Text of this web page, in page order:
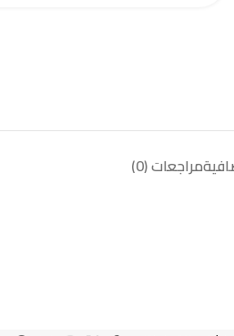
مراجعات (0)